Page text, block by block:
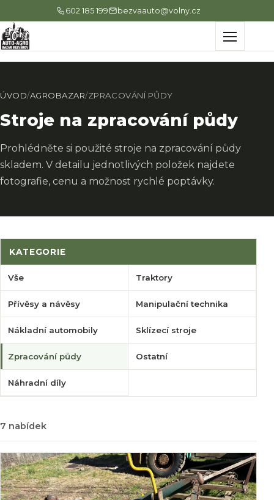
602 185 199 bezvaauto@volny.cz
Menu
ÚVOD/AGROBAZAR/ZPRACOVÁNÍ PŮDY
Stroje na zpracování půdy
Prohlédněte si použité stroje na zpracování půdy
skladem. V detailu jednotlivých položek najdete
fotografie, cenu a možnost rychlé poptávky.
KATEGORIE
Vše Traktory
Přívěsy a návěsy Manipulační technika
Nákladní automobily Sklízecí stroje
Zpracování půdy Ostatní
Náhradní díly
7 nabídek